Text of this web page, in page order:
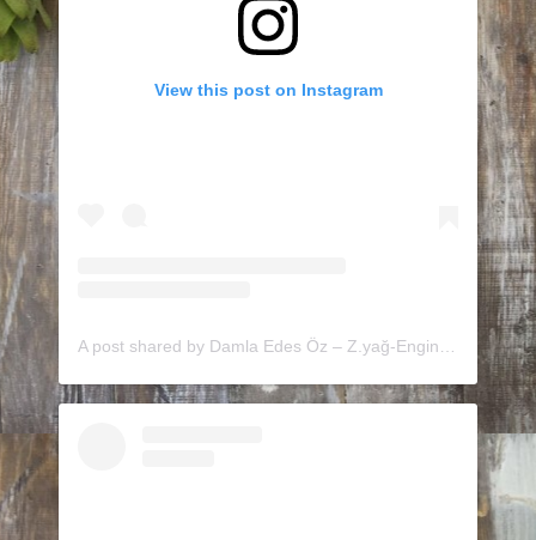
View this post on Instagram